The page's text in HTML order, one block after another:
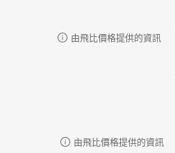
由飛比價格提供的資訊
由飛比價格提供的資訊